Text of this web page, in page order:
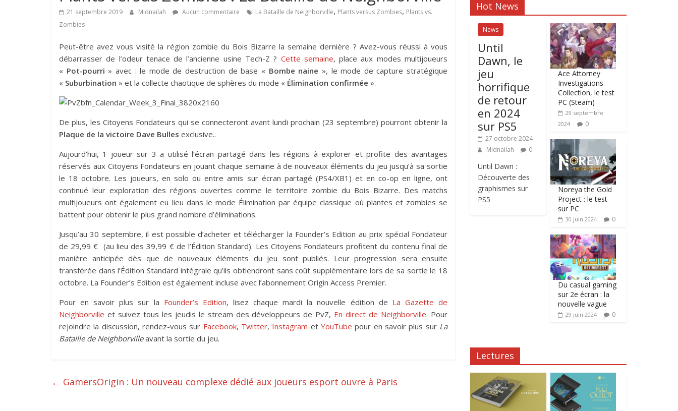
21 septembre 2019 Midnailah Aucun commentaire La Bataille de Neighborville, Plants versus Zombies, Plants vs.
Zombies
Peut-être avez vous visité la région zombie du Bois Bizarre la semaine dernière ? Avez-vous réussi à vous
débarrasser de l’odeur tenace de l’ancienne usine Tech-Z ? Cette semaine, place aux modes multijoueurs
« Pot-pourri » avec : le mode de destruction de base « Bombe naine », le mode de capture stratégique
« Suburbination » et la collecte chaotique de sphères du mode « Élimination confirmée ».
De plus, les Citoyens Fondateurs qui se connecteront avant lundi prochain (23 septembre) pourront obtenir la
Plaque de la victoire Dave Bulles exclusive..
Aujourd’hui, 1 joueur sur 3 a utilisé l’écran partagé dans les régions à explorer et profite des avantages
réservés aux Citoyens Fondateurs en jouant chaque semaine à de nouveaux éléments du jeu jusqu’à sa sortie
le 18 octobre. Les joueurs, en solo ou entre amis sur écran partagé (PS4/XB1) et en co-op en ligne, ont
continué leur exploration des régions ouvertes comme le territoire zombie du Bois Bizarre. Des matchs
multijoueurs ont également eu lieu dans le mode Élimination par équipe classique où plantes et zombies se
battent pour obtenir le plus grand nombre d’éliminations.
Jusqu’au 30 septembre, il est possible d’acheter et télécharger la Founder’s Edition au prix spécial Fondateur
de 29,99 € (au lieu des 39,99 € de l’Édition Standard). Les Citoyens Fondateurs profitent du contenu final de
manière anticipée dès que de nouveaux éléments du jeu sont publiés. Leur progression sera ensuite
transférée dans l’Édition Standard intégrale qu’ils obtiendront sans coût supplémentaire lors de sa sortie le 18
octobre. La Founder’s Edition est également incluse avec l’abonnement Origin Access Premier.
Pour en savoir plus sur la Founder’s Edition, lisez chaque mardi la nouvelle édition de La Gazette de
Neighborville et suivez tous les jeudis le stream des développeurs de PvZ, En direct de Neighborville. Pour
rejoindre la discussion, rendez-vous sur Facebook, Twitter, Instagram etYouTube pour en savoir plus sur La
Bataille de Neighborvilleavant la sortie du jeu.
← GamersOrigin : Un nouveau complexe dédié aux joueurs esport ouvre à Paris
Hot News
News
Until
Dawn, le
jeu
horrifique
de retour
en 2024
sur PS5
27 octobre 2024
Midnailah
0
Until Dawn :
Découverte des
graphismes sur
PS5
Ace Attorney
Investigations
Collection, le test
PC (Steam)
29 septembre
2024
0
Noreya the Gold
Project : le test
sur PC
30 juin 2024 0
Du casual gaming
sur 2e écran : la
nouvelle vague
29 juin 2024 0
Lectures